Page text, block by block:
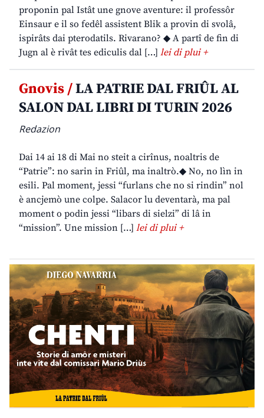
proponin pal Istât une gnove aventure: il professôr
Einsaur e il so fedêl assistent Blik a provin di svolâ,
ispirâts dai pterodatils. Rivarano? ◆ A partî de fin di
Jugn al è rivât tes ediculis dal […] lei di plui +
Gnovis /LA PATRIE DAL FRIÛL AL
SALON DAL LIBRI DI TURIN 2026
Redazion
Dai 14 ai 18 di Mai no steit a cirînus, noaltris de
“Patrie”: no sarin in Friûl, ma inaltrò.◆ No, no lìn in
esili. Pal moment, jessi “furlans che no si rindin” nol
è ancjemò une colpe. Salacor lu deventarà, ma pal
moment o podin jessi “libars di sielzi” di lâ in
“mission”. Une mission […] lei di plui +